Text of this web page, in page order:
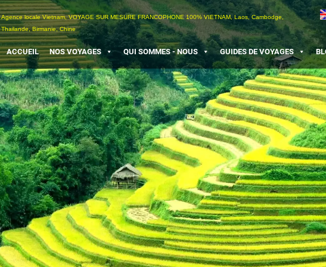
Agence locale Vietnam, VOYAGE SUR MESURE FRANCOPHONE 100% VIETNAM, Laos, Cambodge,
Thailande, Birmanie, Chine
ACCUEIL NOS VOYAGES QUI SOMMES - NOUS GUIDES DE VOYAGES